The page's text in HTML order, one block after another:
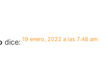
dice: 19 enero, 2022 a las 7:48 am